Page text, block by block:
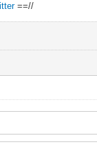
==//